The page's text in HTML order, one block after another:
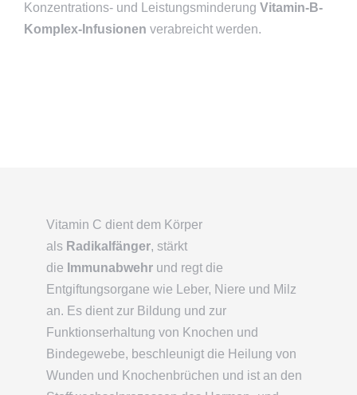
Konzentrations- und Leistungsminderung Vitamin-B-
Komplex-Infusionen verabreicht werden.
Vitamin C dient dem Körper
als Radikalfänger, stärkt
die Immunabwehr und regt die
Entgiftungsorgane wie Leber, Niere und Milz
an. Es dient zur Bildung und zur
Funktionserhaltung von Knochen und
Bindegewebe, beschleunigt die Heilung von
Wunden und Knochenbrüchen und ist an den